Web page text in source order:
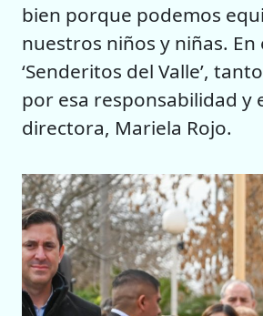
bien porque podemos
nuestros niños y niñas.
‘Senderitos del Valle’,
por esa responsabilidad y
directora, Mariela Rojo.